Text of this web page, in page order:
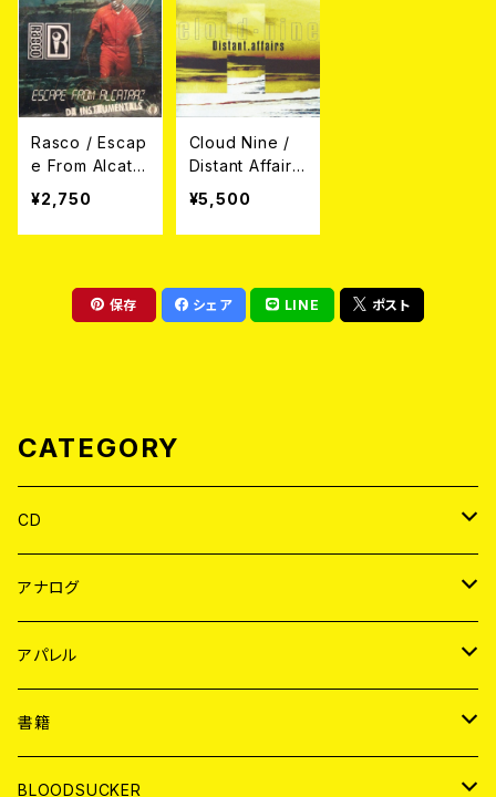
Rasco / Escap
e From Alcatra
z Da Instrume
ntals (2xLP)
¥2,750
Cloud Nine /
Distant Affairs
(3xLP/国内盤)
¥5,500
保存 シェア LINE ポスト
CATEGORY
CD
JAPAN
WORLD
アナログ
JAPAN
７EP
LP
WORLD
7EP
アパレル
JAPAN
T-shirt
WORLD
書籍
MAGAZINE
BLOODSUCKER